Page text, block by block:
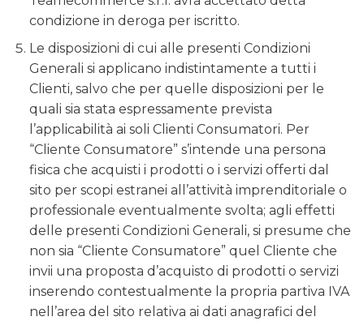
condizione in deroga per iscritto.
Le disposizioni di cui alle presenti Condizioni
Generali si applicano indistintamente a tutti i
Clienti, salvo che per quelle disposizioni per le
quali sia stata espressamente prevista
l’applicabilità ai soli Clienti Consumatori. Per
“Cliente Consumatore” s’intende una persona
fisica che acquisti i prodotti o i servizi offerti dal
sito per scopi estranei all’attività imprenditoriale o
professionale eventualmente svolta; agli effetti
delle presenti Condizioni Generali, si presume che
non sia “Cliente Consumatore” quel Cliente che
invii una proposta d’acquisto di prodotti o servizi
inserendo contestualmente la propria partiva IVA
nell’area del sito relativa ai dati anagrafici del